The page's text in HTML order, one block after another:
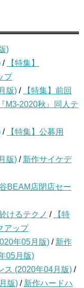
)
/
【特集】
プ
版) /
【特集】前回
M3-2020秋』同人テ
/
【特集】公募用
版) / 新作サイケデ
BEAM店閉店セー
けるテクノ /
【特
アップ
年05月版) / 新作
05月版)
ス (2020年04月版) /
版) / 新作ハードハ